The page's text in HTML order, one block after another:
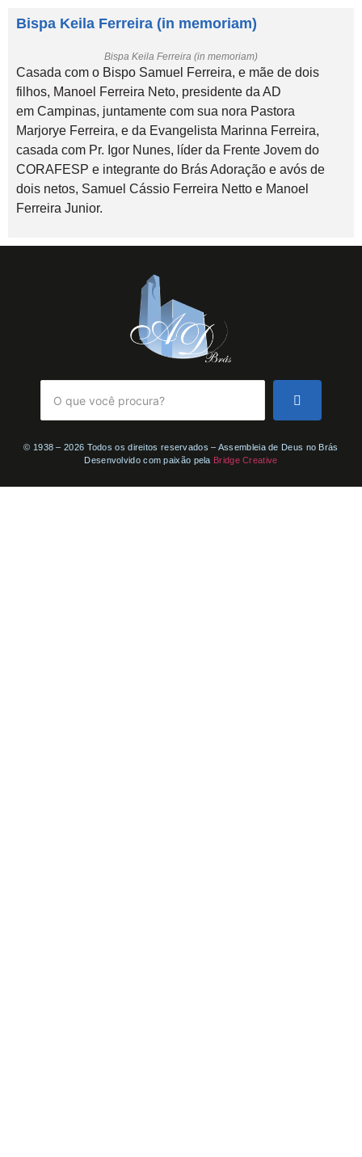
Bispa Keila Ferreira (in memoriam)
Bispa Keila Ferreira (in memoriam)
Casada com o Bispo Samuel Ferreira, e mãe de dois
filhos, Manoel Ferreira Neto, presidente da AD
em Campinas, juntamente com sua nora Pastora
Marjorye Ferreira, e da Evangelista Marinna Ferreira,
casada com Pr. Igor Nunes, líder da Frente Jovem do
CORAFESP e integrante do Brás Adoração e avós de
dois netos, Samuel Cássio Ferreira Netto e Manoel
Ferreira Junior.
© 1938 – 2026 Todos os direitos reservados – Assembleia de Deus no Brás
Desenvolvido com paixão pela Bridge Creative